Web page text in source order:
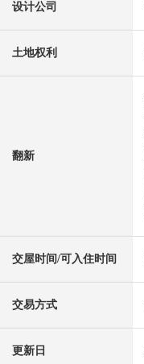
设计公司
土地权利
翻新
交屋时间/可入住时间
交易方式
更新日